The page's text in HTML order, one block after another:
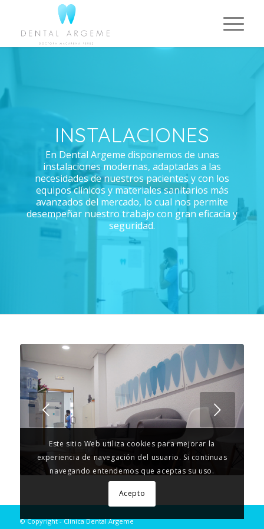
INSTALACIONES
En Dental Argeme disponemos de unas
instalaciones modernas, adaptadas a las
necesidades de nuestros pacientes y con los
equipos clínicos y materiales sanitarios más
avanzados del mercado, lo cual nos permite
desempeñar nuestro trabajo con gran eficacia y
seguridad.
Posterior
1 2 3 4 5 6
© Copyright - Clinica Dental Argeme
Este sitio Web utiliza cookies para mejorar la
experiencia de navegación del usuario. Si continuas
navegando entendemos que aceptas su uso.
Acepto